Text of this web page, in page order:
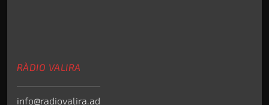
RÀDIO VALIRA
info@radiovalira.ad